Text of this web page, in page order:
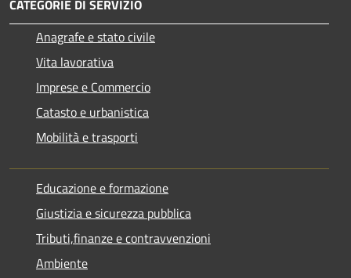
CATEGORIE DI SERVIZIO
Anagrafe e stato civile
Vita lavorativa
Imprese e Commercio
Catasto e urbanistica
Mobilità e trasporti
Educazione e formazione
Giustizia e sicurezza pubblica
Tributi,finanze e contravvenzioni
Ambiente